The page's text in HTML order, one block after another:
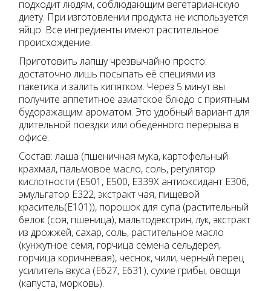
подходит людям, соблюдающим вегетарианскую
диету. При изготовлении продукта не используется
яйцо. Все ингредиенты имеют растительное
происхождение.
Приготовить лапшу чрезвычайно просто:
достаточно лишь посыпать её специями из
пакетика и залить кипятком. Через 5 минут вы
получите аппетитное азиатское блюдо с приятным
будоражащим ароматом. Это удобный вариант для
длительной поездки или обеденного перерыва в
офисе.
Состав: лаша (пшеничная мука, картофельный
крахмал, пальмовое масло, соль, регулятор
кислотности (Е501, Е500, Е339Х антиоксидант Е306,
эмульгатор Е322, экстракт чая, пищевой
краситель(Е101)), порошок для супа (растительный
6елок (соя, пшеница), мальтодекстрин, лук, экстракт
из дрожжей, сахар, соль, растительное масло
(кунжутное семя, горчица семена сельдерея,
горчица коричневая), чеснок, чили, черный перец
усилитель вкуса (Е627, Е631), сухие грибы, овощи
(капуста, морковь).